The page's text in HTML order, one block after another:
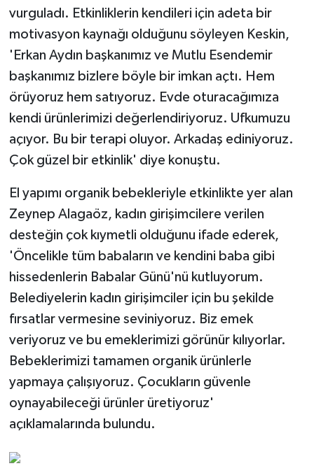
vurguladı. Etkinliklerin kendileri için adeta bir
motivasyon kaynağı olduğunu söyleyen Keskin,
'Erkan Aydın başkanımız ve Mutlu Esendemir
başkanımız bizlere böyle bir imkan açtı. Hem
örüyoruz hem satıyoruz. Evde oturacağımıza
kendi ürünlerimizi değerlendiriyoruz. Ufkumuzu
açıyor. Bu bir terapi oluyor. Arkadaş ediniyoruz.
Çok güzel bir etkinlik' diye konuştu.
El yapımı organik bebekleriyle etkinlikte yer alan
Zeynep Alagaöz, kadın girişimcilere verilen
desteğin çok kıymetli olduğunu ifade ederek,
'Öncelikle tüm babaların ve kendini baba gibi
hissedenlerin Babalar Günü'nü kutluyorum.
Belediyelerin kadın girişimciler için bu şekilde
fırsatlar vermesine seviniyoruz. Biz emek
veriyoruz ve bu emeklerimizi görünür kılıyorlar.
Bebeklerimizi tamamen organik ürünlerle
yapmaya çalışıyoruz. Çocukların güvenle
oynayabileceği ürünler üretiyoruz'
açıklamalarında bulundu.